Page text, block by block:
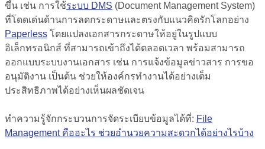
ขึ้น เช่น การใช้ระบบ DMS (Document Management System)
ที่โดดเด่นด้านการลดกระดาษและตรงกับแนวคิดรักโลกอย่าง
Paperless โดยแปลงเอกสารกระดาษให้อยู่ในรูปแบบ
อิเล็กทรอนิกส์ ที่สามารถเข้าถึงได้ตลอดเวลา พร้อมสามารถ
ออกแบบระบบงานเอกสาร เช่น การแจ้งข้อมูลข่าวสาร การขอ
อนุมัติงาน เป็นต้น ช่วยให้องค์กรทำงานได้อย่างเต็ม
ประสิทธิภาพได้อย่างเห็นผลชัดเจน
ทำความรู้จักกระบวนการจัดระเบียบข้อมูลได้ที่: File
Management คืออะไร ช่วยอำนวยความสะดวกได้อย่างไรบ้าง